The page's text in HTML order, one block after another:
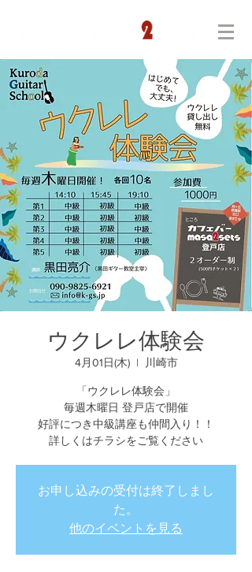
ウクレレ体験会
4月01日(木)
  |
川崎市
「ウクレレ体験会」
毎週木曜日 登戸店で開催
好評につき中級講座も仲間入り！！
詳しくはチラシをご覧ください
お申し込みの受付は終了しまし
た。
他のイベントを見る